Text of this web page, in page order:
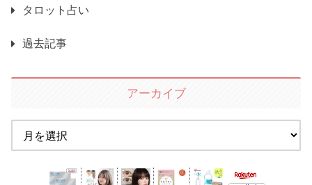
タロット占い
過去記事
アーカイブ